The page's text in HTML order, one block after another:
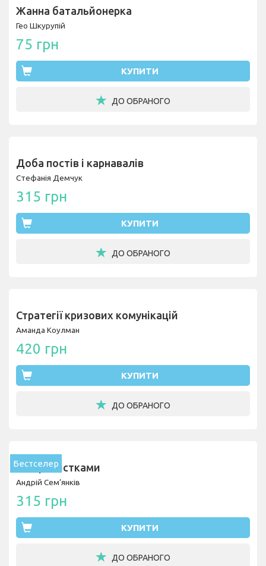
Жанна батальйонерка
Гео Шкурупій
75 грн
КУПИТИ
ДО ОБРАНОГО
Доба постів і карнавалів
Стефанія Демчук
315 грн
КУПИТИ
ДО ОБРАНОГО
Стратегії кризових комунікацій
Аманда Коулман
420 грн
КУПИТИ
ДО ОБРАНОГО
Танці з кістками
Андрій Сем’янків
315 грн
Бестселер
КУПИТИ
ДО ОБРАНОГО